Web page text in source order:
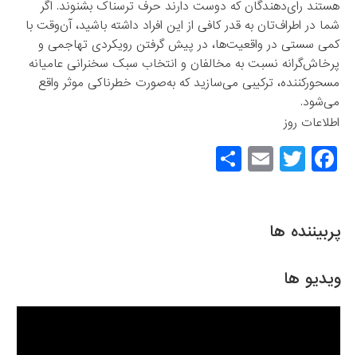
پربیننده ها
ویدیو ها
هستند رای‌دهندگان که دوست دارند حرف ترسناک بشنوند. اگر
شما در اطراف‌تان به قدر کافی از این افراد داشته باشید، آن‌وقت با
کمی سستی در واقعیت‌ها، در پیش گرفتن رویکردی تهاجمی و
پرخاش‌گرانه نسبت به مخالفان و انتخاب سبک سخنرانی عامیانه
مسحورکننده، ترکیبی می‌سازید که به‌صورت خطرناکی موثر واقع
می‌شود.
اطلاعات روز
F
a
e
o
o
T
wi
er
E
m